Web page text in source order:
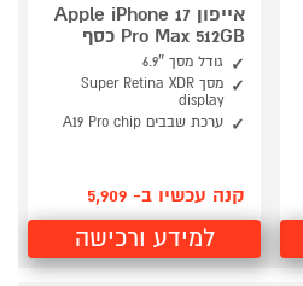
אייפון Apple iPhone 17
Pro Max 512GB כסף
גודל מסך 6.9″
מסך Super Retina XDR
display
ערכת שבבים A19 Pro chip
קנה עכשיו ב- 5,909
למידע ורכישה